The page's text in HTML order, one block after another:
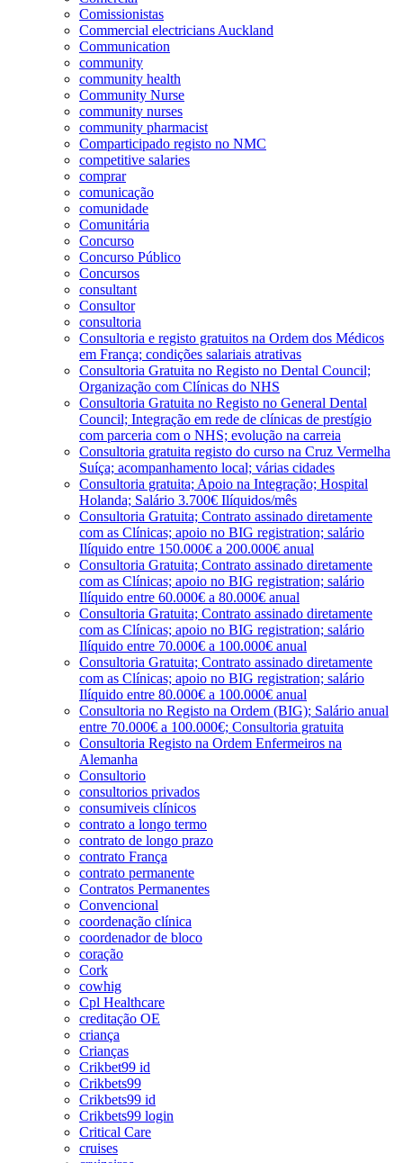
Comissionistas
Commercial electricians Auckland
Communication
community
community health
Community Nurse
community nurses
community pharmacist
Comparticipado registo no NMC
competitive salaries
comprar
comunicação
comunidade
Comunitária
Concurso
Concurso Público
Concursos
consultant
Consultor
consultoria
Consultoria e registo gratuitos na Ordem dos Médicos
em França; condições salariais atrativas
Consultoria Gratuita no Registo no Dental Council;
Organização com Clínicas do NHS
Consultoria Gratuita no Registo no General Dental
Council; Integração em rede de clínicas de prestígio
com parceria com o NHS; evolução na carreia
Consultoria gratuita registo do curso na Cruz Vermelha
Suíça; acompanhamento local; várias cidades
Consultoria gratuita; Apoio na Integração; Hospital
Holanda; Salário 3.700€ Ilíquidos/mês
Consultoria Gratuita; Contrato assinado diretamente
com as Clínicas; apoio no BIG registration; salário
Ilíquido entre 150.000€ a 200.000€ anual
Consultoria Gratuita; Contrato assinado diretamente
com as Clínicas; apoio no BIG registration; salário
Ilíquido entre 60.000€ a 80.000€ anual
Consultoria Gratuita; Contrato assinado diretamente
com as Clínicas; apoio no BIG registration; salário
Ilíquido entre 70.000€ a 100.000€ anual
Consultoria Gratuita; Contrato assinado diretamente
com as Clínicas; apoio no BIG registration; salário
Ilíquido entre 80.000€ a 100.000€ anual
Consultoria no Registo na Ordem (BIG); Salário anual
entre 70.000€ a 100.000€; Consultoria gratuita
Consultoria Registo na Ordem Enfermeiros na
Alemanha
Consultorio
consultorios privados
consumiveis clínicos
contrato a longo termo
contrato de longo prazo
contrato França
contrato permanente
Contratos Permanentes
Convencional
coordenação clínica
coordenador de bloco
coração
Cork
cowhig
Cpl Healthcare
creditação OE
criança
Crianças
Crikbet99 id
Crikbets99
Crikbets99 id
Crikbets99 login
Critical Care
cruises